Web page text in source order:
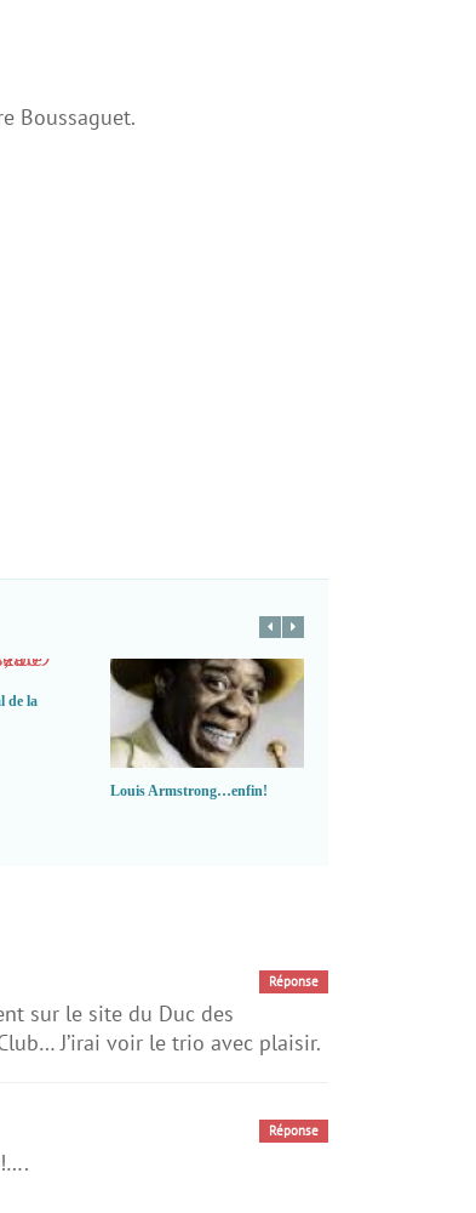
Boussaguet.
de la
Louis Armstrong…enfin!
Réponse
sur le site du Duc des
J’irai voir le trio avec plaisir.
Réponse